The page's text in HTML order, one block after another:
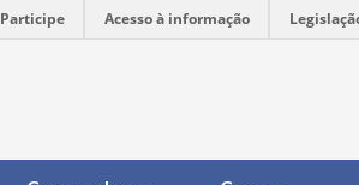
Participe Acesso à informação